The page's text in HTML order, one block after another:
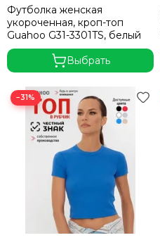
Футболка женская
укороченная, кроп-топ
Guahoo G31-3301TS, белый
Выбрать
−31%